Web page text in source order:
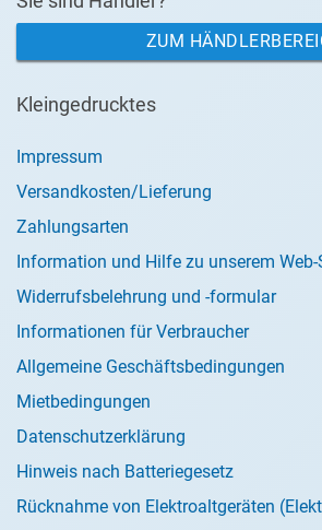
ZUM
Kleingedrucktes
Impressum
Versandkosten/Lieferung
Zahlungsarten
Information und Hilfe zu unserem Web-
Widerrufsbelehrung und -formular
Informationen für Verbraucher
Allgemeine Geschäftsbedingungen
Mietbedingungen
Datenschutzerklärung
Hinweis nach Batteriegesetz
Rücknahme von Elektroaltgeräten